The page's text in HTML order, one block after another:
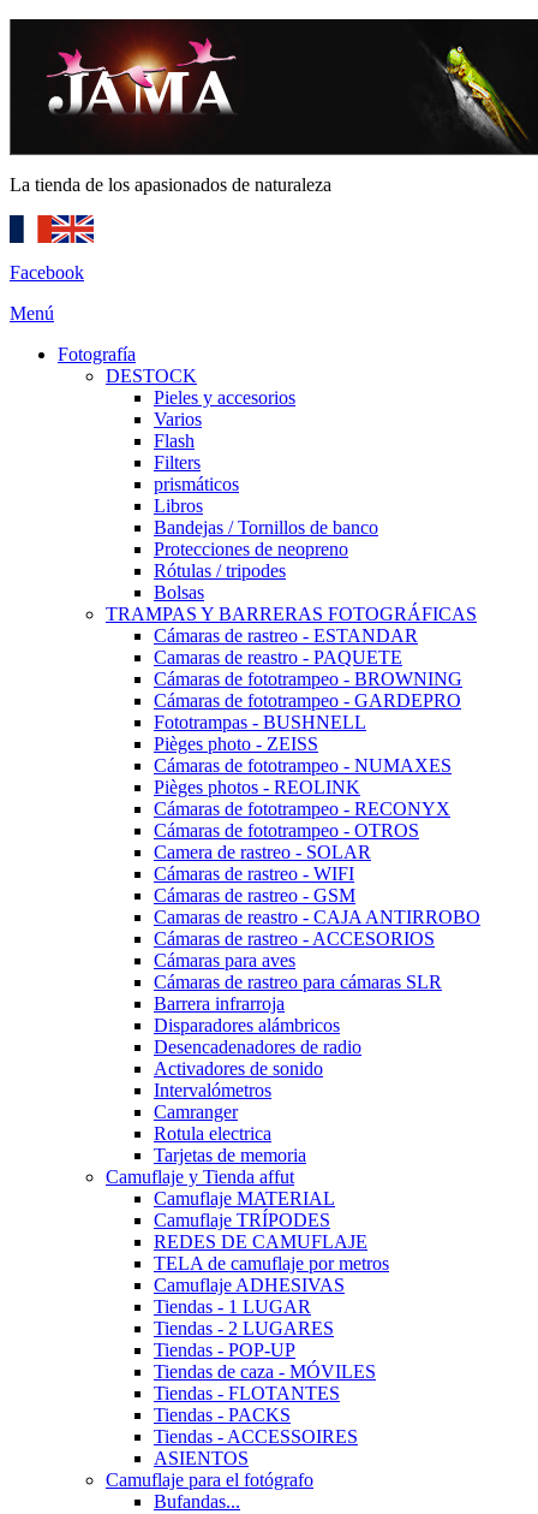
La tienda de los apasionados de naturaleza
Facebook
Menú
Fotografía
DESTOCK
Pieles y accesorios
Varios
Flash
Filters
prismáticos
Libros
Bandejas / Tornillos de banco
Protecciones de neopreno
Rótulas / tripodes
Bolsas
TRAMPAS Y BARRERAS FOTOGRÁFICAS
Cámaras de rastreo - ESTANDAR
Camaras de reastro - PAQUETE
Cámaras de fototrampeo - BROWNING
Cámaras de fototrampeo - GARDEPRO
Fototrampas - BUSHNELL
Pièges photo - ZEISS
Cámaras de fototrampeo - NUMAXES
Pièges photos - REOLINK
Cámaras de fototrampeo - RECONYX
Cámaras de fototrampeo - OTROS
Camera de rastreo - SOLAR
Cámaras de rastreo - WIFI
Cámaras de rastreo - GSM
Camaras de reastro - CAJA ANTIRROBO
Cámaras de rastreo - ACCESORIOS
Cámaras para aves
Cámaras de rastreo para cámaras SLR
Barrera infrarroja
Disparadores alámbricos
Desencadenadores de radio
Activadores de sonido
Intervalómetros
Camranger
Rotula electrica
Tarjetas de memoria
Camuflaje y Tienda affut
Camuflaje MATERIAL
Camuflaje TRÍPODES
REDES DE CAMUFLAJE
TELA de camuflaje por metros
Camuflaje ADHESIVAS
Tiendas - 1 LUGAR
Tiendas - 2 LUGARES
Tiendas - POP-UP
Tiendas de caza - MÓVILES
Tiendas - FLOTANTES
Tiendas - PACKS
Tiendas - ACCESSOIRES
ASIENTOS
Camuflaje para el fotógrafo
Bufandas...